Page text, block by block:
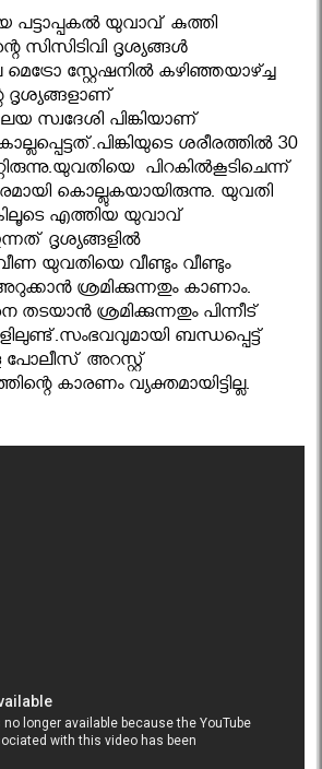
യുവാവ് കുത്തി
സിസിടിവി ദൃശ്യങ്ങൾ
സ്റ്റേഷനില്‍ കഴിഞ്ഞയാഴ്ച്ച
ദൃശ്യങ്ങളാണ്
സ്വദേശി പിങ്കിയാണ്
ശരീരത്തിൽ 30
പിറകില്‍കൂടിചെന്ന്
കൊല്ലുകയായിരുന്നു. യുവതി
എത്തിയ യുവാവ്
ദൃശ്യങ്ങളിൽ
യുവതിയെ വീണ്ടും വീണ്ടും
ശ്രമിക്കുന്നതും കാണാം.
തടയാൻ ശ്രമിക്കുന്നതും പിന്നീട്
ബന്ധപ്പെട്ട്
പോലീസ് അറസ്റ്റ്
കാരണം വ്യക്തമായിട്ടില്ല.